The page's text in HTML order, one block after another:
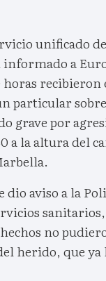
unificado
a
horas recibieron
particular
grave por
a la altura del
dio aviso a la
no
herido, que